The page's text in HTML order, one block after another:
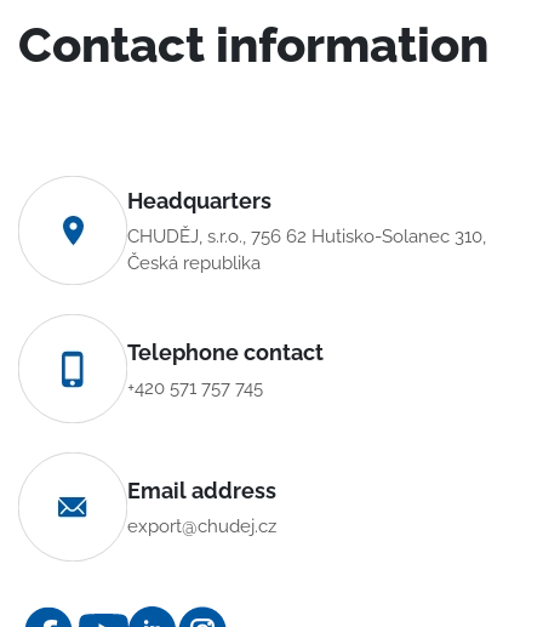
Contact information
Headquarters
CHUDĚJ, s.r.o., 756 62 Hutisko-Solanec 310,
Česká republika
Telephone contact
+420 571 757 745
Email address
export@chudej.cz